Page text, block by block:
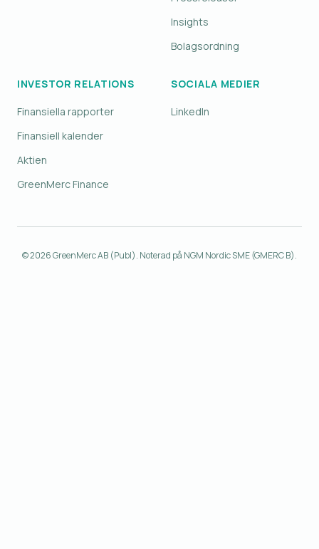
Insights
Bolagsordning
INVESTOR RELATIONS
Finansiella rapporter
Finansiell kalender
Aktien
GreenMerc Finance
SOCIALA MEDIER
LinkedIn
© 2026 GreenMerc AB (Publ). Noterad på NGM Nordic SME (GMERC B).